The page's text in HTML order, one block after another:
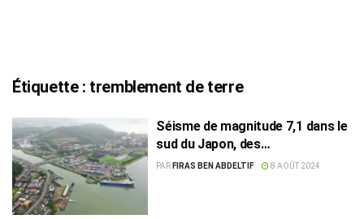
Étiquette : tremblement de terre
Séisme de magnitude 7,1 dans le
sud du Japon, des
avertissements de tsunami émis
PAR FIRAS BEN ABDELTIF 8 AOÛT 2024